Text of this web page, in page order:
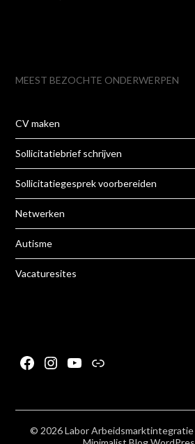
MEEST BEZOCHTE ONDERWERPEN
CV maken
Sollicitatiebrief schrijven
Sollicitatiegesprek voorbereiden
Netwerken
Autisme
Vacaturesites
Facebook
Instagram
YouTube
Link
© 2026 Labor Arbeidsmarktintegratie